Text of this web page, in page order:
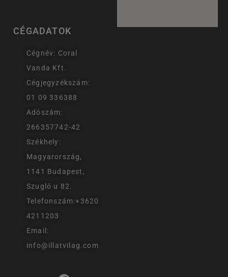
CÉGADATOK
Cégnév: Coral
Vanda Kft.
Cégjegyzékszám:
01 09 336388
Adószám:
266357742-42
Székhely:
Magyarország,
1141 Budapest,
Szugló u 82.
Telefonszám:+3620
4211203
Email:
info@illatvilag.com